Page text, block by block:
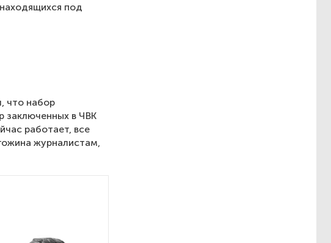
под
что набор
заключенных в ЧВК
работает, все
журналистам,